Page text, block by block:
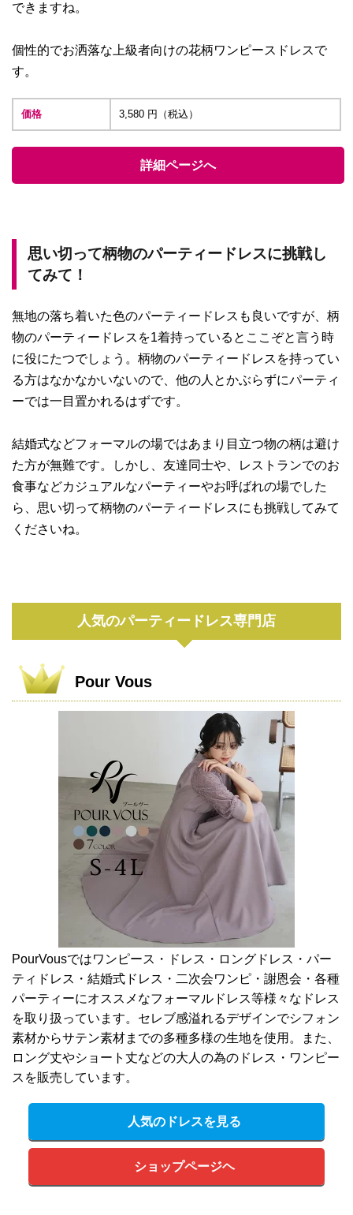
できますね。
個性的でお洒落な上級者向けの花柄ワンピースドレスで
す。
価格 3,580 円（税込）
詳細ページへ
思い切って柄物のパーティードレスに挑戦し
てみて！
無地の落ち着いた色のパーティードレスも良いですが、柄
物のパーティードレスを1着持っているとここぞと言う時
に役にたつでしょう。柄物のパーティードレスを持ってい
る方はなかなかいないので、他の人とかぶらずにパーティ
ーでは一目置かれるはずです。
結婚式などフォーマルの場ではあまり目立つ物の柄は避け
た方が無難です。しかし、友達同士や、レストランでのお
食事などカジュアルなパーティーやお呼ばれの場でした
ら、思い切って柄物のパーティードレスにも挑戦してみて
くださいね。
人気のパーティードレス専門店
Pour Vous
PourVousではワンピース・ドレス・ロングドレス・パー
ティドレス・結婚式ドレス・二次会ワンピ・謝恩会・各種
パーティーにオススメなフォーマルドレス等様々なドレス
を取り扱っています。セレブ感溢れるデザインでシフォン
素材からサテン素材までの多種多様の生地を使用。また、
ロング丈やショート丈などの大人の為のドレス・ワンピー
スを販売しています。
人気のドレスを見る
ショップページヘ